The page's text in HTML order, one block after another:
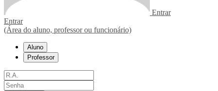
Entrar
Entrar
(Área do aluno, professor ou funcionário)
Aluno
Professor